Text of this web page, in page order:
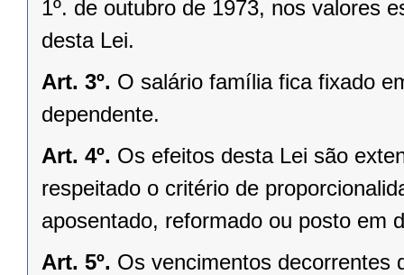
1º. de outubro de 1973, nos valores
desta Lei.
Art. 3º. O salário família fica fixado
dependente.
Art. 4º. Os efeitos desta Lei são
respeitado o critério de
aposentado, reformado ou posto em
Art. 5º. Os vencimentos decorrentes